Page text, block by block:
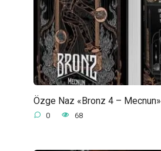
Özge Naz «Bronz 4 – Mecnun»
0 68